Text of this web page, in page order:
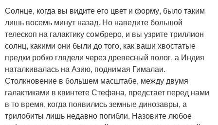
Солнце, когда вы видите его цвет и форму, было таким
лишь восемь минут назад. Но наведите большой
телескоп на галактику сомбреро, и вы узрите триллион
солнц, какими они были до того, как ваши хвостатые
предки робко глядели через древесный полог, а Индия
наталкивалась на Азию, поднимая Гималаи.
Столкновение в большем масштабе, между двумя
галактиками в квинтете Стефана, предстает перед нами
в то время, когда появились земные динозавры, а
трилобиты лишь недавно погибли. Назовите любое